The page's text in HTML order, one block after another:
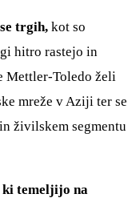
trgih, kot so
hitro rastejo in
Mettler-Toledo želi
mreže v Aziji ter se
živilskem segmentu
temeljijo na